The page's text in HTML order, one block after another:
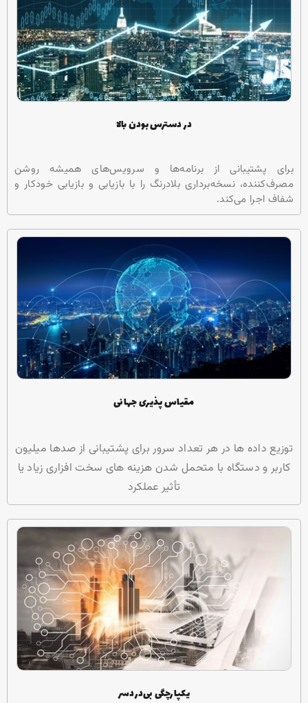
در دسترس بودن بالا
برای پشتیبانی از برنامه‌ها و سرویس‌های همیشه روشن
مصرف‌کننده، نسخه‌برداری بلادرنگ را با بازیابی و بازیابی خودکار و
شفاف اجرا می‌کند.
مقیاس پذیری جهانی
توزیع داده ها در هر تعداد سرور برای پشتیبانی از صدها میلیون
کاربر و دستگاه با متحمل شدن هزینه های سخت افزاری زیاد یا
تأثیر عملکرد
یکپارچگی بی‌دردسر